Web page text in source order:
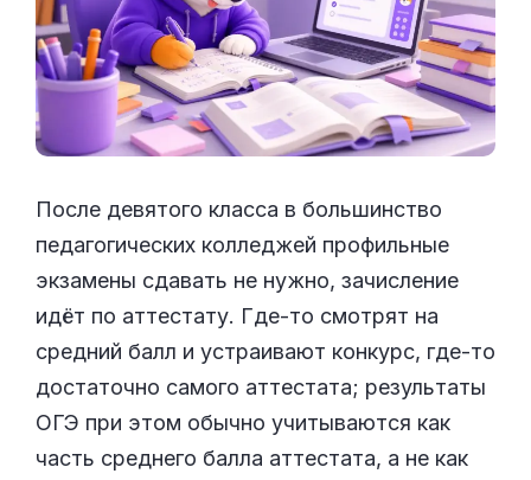
После девятого класса в большинство
педагогических колледжей профильные
экзамены сдавать не нужно, зачисление
идёт по аттестату. Где-то смотрят на
средний балл и устраивают конкурс, где-то
достаточно самого аттестата; результаты
ОГЭ при этом обычно учитываются как
часть среднего балла аттестата, а не как